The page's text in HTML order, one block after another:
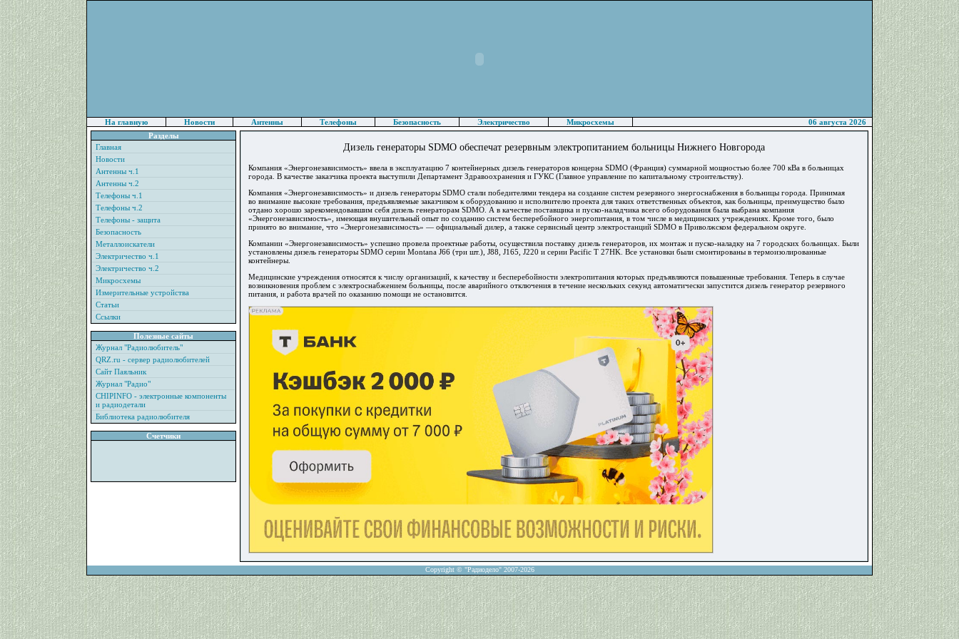
На главную Новости Антенны Телефоны Безопасность Электричество Микросхемы
06 августа 2026
Разделы
Главная
Новости
Антенны ч.1
Антенны ч.2
Телефоны ч.1
Телефоны ч.2
Телефоны - защита
Безопасность
Металлоискатели
Электричество ч.1
Электричество ч.2
Микросхемы
Измерительные устройства
Статьи
Ссылки
Полезные сайты
Журнал "Радиолюбитель"
QRZ.ru - сервер радиолюбителей
Сайт Паяльник
Журнал "Радио"
CHIPINFO - электронные компоненты
и радиодетали
Библиотека радиолюбителя
Счетчики
Дизель генераторы SDMO обеспечат резервным электропитанием больницы Нижнего Новгорода
Компания «Энергонезависимость» ввела в эксплуатацию 7 контейнерных дизель генераторов концерна SDMO (Франция) суммарной мощностью более 700 кВа в больницах
города. В качестве заказчика проекта выступили Департамент Здравоохранения и ГУКС (Главное управление по капитальному строительству).
Компания «Энергонезависимость» и дизель генераторы SDMO стали победителями тендера на создание систем резервного энергоснабжения в больницы города. Принимая
во внимание высокие требования, предъявляемые заказчиком к оборудованию и исполнителю проекта для таких ответственных объектов, как больницы, преимущество было
отдано хорошо зарекомендовавшим себя дизель генераторам SDMO. А в качестве поставщика и пуско-наладчика всего оборудования была выбрана компания
«Энергонезависимость», имеющая внушительный опыт по созданию систем бесперебойного энергопитания, в том числе в медицинских учреждениях. Кроме того, было
принято во внимание, что «Энергонезависимость» — официальный дилер, а также сервисный центр электростанций SDMO в Приволжском федеральном округе.
Компании «Энергонезависимость» успешно провела проектные работы, осуществила поставку дизель генераторов, их монтаж и пуско-наладку на 7 городских больницах. Были
установлены дизель генераторы SDMO серии Montana J66 (три шт.), J88, J165, J220 и серии Pacific T 27HK. Все установки были смонтированы в термоизолированные
контейнеры.
Медицинские учреждения относятся к числу организаций, к качеству и бесперебойности электропитания которых предъявляются повышенные требования. Теперь в случае
возникновения проблем с электроснабжением больницы, после аварийного отключения в течение нескольких секунд автоматически запустится дизель генератор резервного
питания, и работа врачей по оказанию помощи не остановится.
Copyright © "Радиодело" 2007-2026